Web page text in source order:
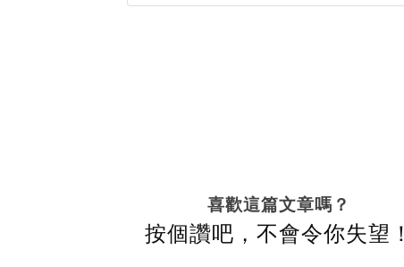
喜歡這篇文章嗎？
按個讚吧，不會令你失望！